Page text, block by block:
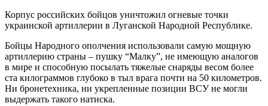
Корпус российских бойцов уничтожил огневые точки
украинской артиллерии в Луганской Народной Республике.
Бойцы Народного ополчения использовали самую мощную
артиллерию страны – пушку “Малку”, не имеющую аналогов
в мире и способную посылать тяжелые снаряды весом более
ста килограммов глубоко в тыл врага почти на 50 километров.
Ни бронетехника, ни укрепленные позиции ВСУ не могли
выдержать такого натиска.